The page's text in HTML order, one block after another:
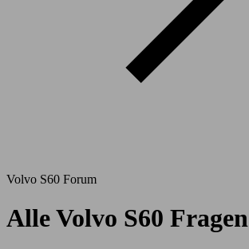
Volvo S60 Forum
Alle Volvo S60 Fragen